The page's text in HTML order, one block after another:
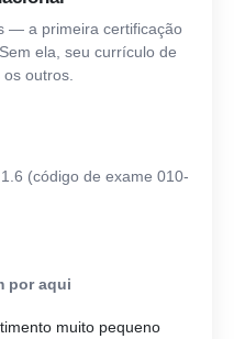
— a primeira certificação
ela, seu currículo de
outros.
(código de exame 010-
por aqui
muito pequeno